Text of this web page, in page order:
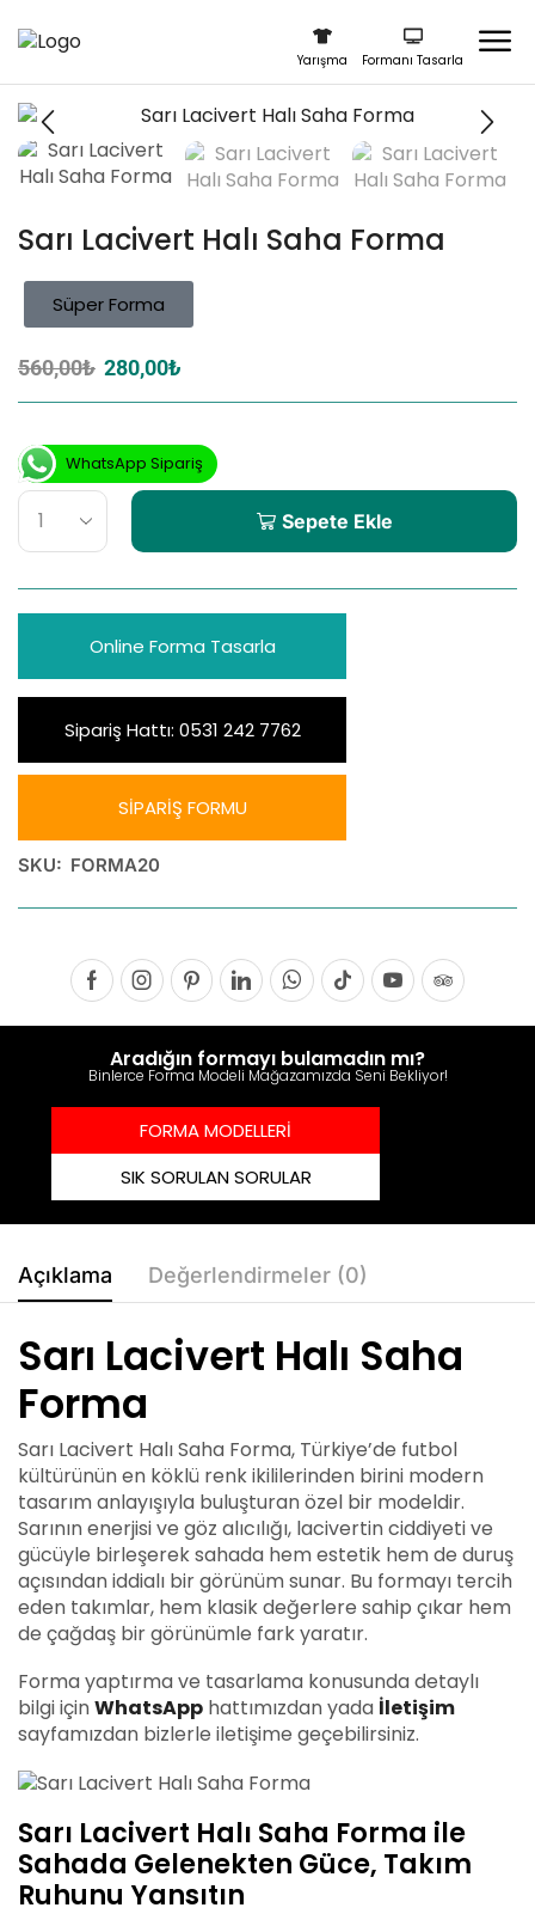
Yarışma Formanı Tasarla
Sarı Lacivert Halı Saha Forma
Süper Forma
560,00₺ 280,00₺
WhatsApp Sipariş
Sepete Ekle
Online Forma Tasarla
Sipariş Hattı: 0531 242 7762
SİPARİŞ FORMU
SKU: FORMA20
Aradığın formayı bulamadın mı?
Binlerce Forma Modeli Mağazamızda Seni Bekliyor!
FORMA MODELLERİ
SIK SORULAN SORULAR
Açıklama Değerlendirmeler (0)
Sarı Lacivert Halı Saha
Forma
Sarı Lacivert Halı Saha Forma, Türkiye’de futbol
kültürünün en köklü renk ikililerinden birini modern
tasarım anlayışıyla buluşturan özel bir modeldir.
Sarının enerjisi ve göz alıcılığı, lacivertin ciddiyeti ve
gücüyle birleşerek sahada hem estetik hem de duruş
açısından iddialı bir görünüm sunar. Bu formayı tercih
eden takımlar, hem klasik değerlere sahip çıkar hem
de çağdaş bir görünümle fark yaratır.
Forma yaptırma ve tasarlama konusunda detaylı
bilgi içinWhatsApp hattımızdan yada İletişim
sayfamızdan bizlerle iletişime geçebilirsiniz.
Sarı Lacivert Halı Saha Forma ile
Sahada Gelenekten Güce, Takım
Ruhunu Yansıtın